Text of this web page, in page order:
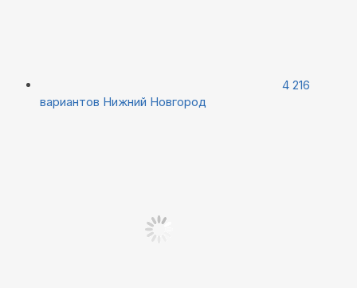
4 216
вариантов Нижний Новгород